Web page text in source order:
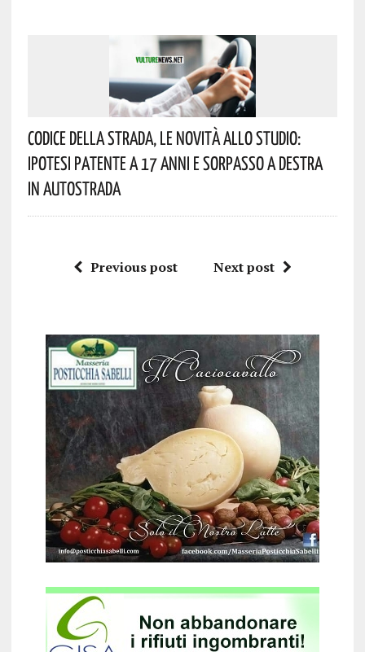
Codice Della Strada, Le Novità Allo Studio:
Ipotesi Patente A 17 Anni E Sorpasso A Destra
In Autostrada
Previous post Next post